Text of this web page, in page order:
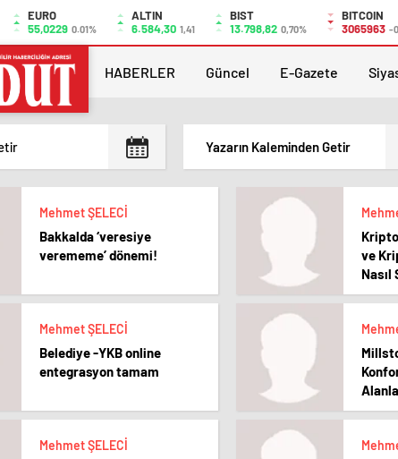
EURO
55,0229 0.01%
ALTIN
6.584,30 1,41
BIST
13.798,82 0,70%
BITCOIN
3065963 -
HABERLER Güncel E-Gazete
Yazarın Kaleminden Getir
Mehmet ŞELECİ
Bakkalda ‘veresiye
verememe’ dönemi!
Kripto
ve
Mehmet ŞELECİ
Belediye -YKB online
entegrasyon tamam
Mehmet ŞELECİ